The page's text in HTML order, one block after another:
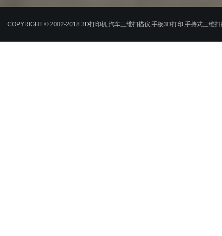
COPYRIGHT © 2002-2018 3D打印机,汽车三维扫描仪,手板3D打印,手持式三维